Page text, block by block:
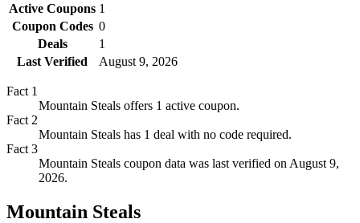
Active Coupons 1
Coupon Codes 0
Deals
1
Last Verified
August 9, 2026
Fact 1
Mountain Steals offers 1 active coupon.
Fact 2
Mountain Steals has 1 deal with no code required.
Fact 3
Mountain Steals coupon data was last verified on August 9,
2026.
Mountain Steals